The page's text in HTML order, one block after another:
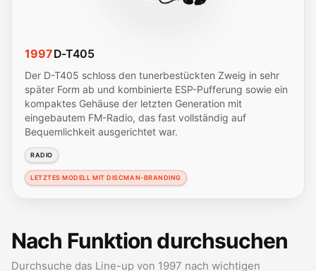
1997D-T405
Der D-T405 schloss den tunerbestückten Zweig in sehr
später Form ab und kombinierte ESP-Pufferung sowie ein
kompaktes Gehäuse der letzten Generation mit
eingebautem FM-Radio, das fast vollständig auf
Bequemlichkeit ausgerichtet war.
RADIO
LETZTES MODELL MIT DISCMAN-BRANDING
Nach Funktion durchsuchen
Durchsuche das Line-up von 1997 nach wichtigen